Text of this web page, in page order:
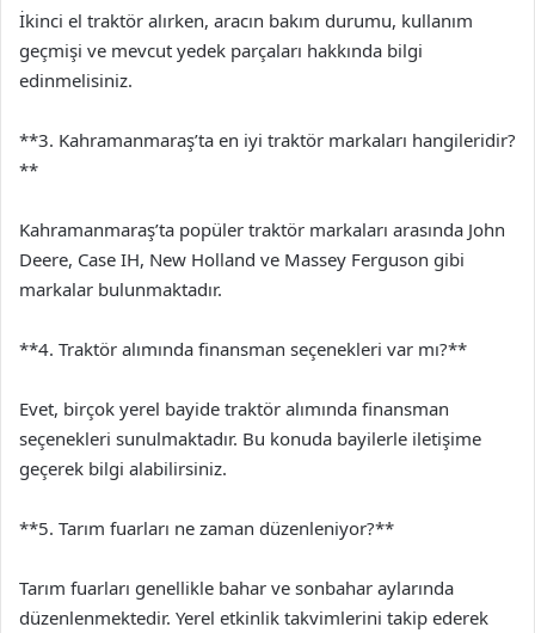
İkinci el traktör alırken, aracın bakım durumu, kullanım
geçmişi ve mevcut yedek parçaları hakkında bilgi
edinmelisiniz.
**3. Kahramanmaraş’ta en iyi traktör markaları hangileridir?
**
Kahramanmaraş’ta popüler traktör markaları arasında John
Deere, Case IH, New Holland ve Massey Ferguson gibi
markalar bulunmaktadır.
**4. Traktör alımında finansman seçenekleri var mı?**
Evet, birçok yerel bayide traktör alımında finansman
seçenekleri sunulmaktadır. Bu konuda bayilerle iletişime
geçerek bilgi alabilirsiniz.
**5. Tarım fuarları ne zaman düzenleniyor?**
Tarım fuarları genellikle bahar ve sonbahar aylarında
düzenlenmektedir. Yerel etkinlik takvimlerini takip ederek